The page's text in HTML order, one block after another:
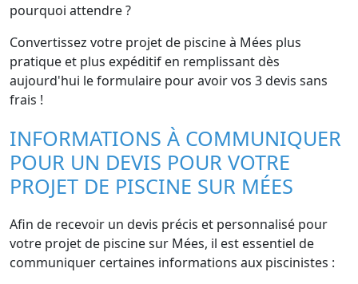
pourquoi attendre ?
Convertissez votre projet de piscine à Mées plus
pratique et plus expéditif en remplissant dès
aujourd'hui le formulaire pour avoir vos 3 devis sans
frais !
INFORMATIONS À COMMUNIQUER
POUR UN DEVIS POUR VOTRE
PROJET DE PISCINE SUR MÉES
Afin de recevoir un devis précis et personnalisé pour
votre projet de piscine sur Mées, il est essentiel de
communiquer certaines informations aux piscinistes :